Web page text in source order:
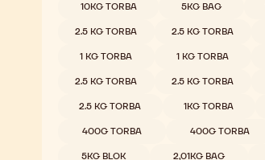
10KG TORBA 5KG BAG
2.5 KG TORBA 2.5 KG TORBA
1 KG TORBA 1 KG TORBA
2.5 KG TORBA 2.5 KG TORBA
2.5 KG TORBA 1KG TORBA
400G TORBA 400G TORBA
5KG BLOK 2,01KG BAG